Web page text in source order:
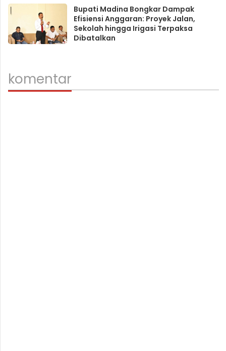
Bupati Madina Bongkar Dampak
Efisiensi Anggaran: Proyek Jalan,
Sekolah hingga Irigasi Terpaksa
Dibatalkan
komentar